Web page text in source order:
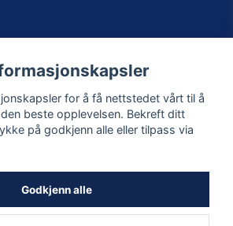
for å få nettstedet vårt til å
beste opplevelsen. Bekreft ditt
på godkjenn alle eller tilpass via
Godkjenn alle